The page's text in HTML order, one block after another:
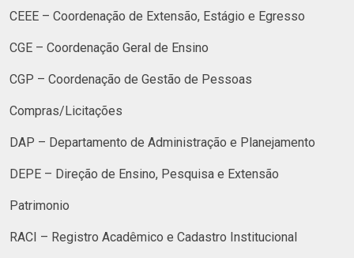
CEEE – Coordenação de Extensão, Estágio e Egresso
CGE – Coordenação Geral de Ensino
CGP – Coordenação de Gestão de Pessoas
Compras/Licitações
DAP – Departamento de Administração e Planejamento
DEPE – Direção de Ensino, Pesquisa e Extensão
Patrimonio
RACI – Registro Acadêmico e Cadastro Institucional